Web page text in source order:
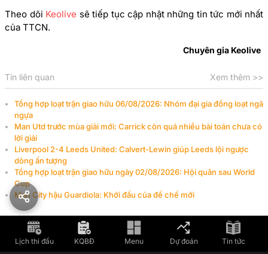
Theo dõi Keolive sẽ tiếp tục cập nhật những tin tức mới nhất
của TTCN.
Chuyên gia Keolive
Tin liên quan Xem thêm >>
Tổng hợp loạt trận giao hữu 06/08/2026: Nhóm đại gia đồng loạt ngã
ngựa
Man Utd trước mùa giải mới: Carrick còn quá nhiều bài toán chưa có
lời giải
Liverpool 2-4 Leeds United: Calvert-Lewin giúp Leeds lội ngược
dòng ấn tượng
Tổng hợp loạt trận giao hữu ngày 02/08/2026: Hội quân sau World
Cup
Man City hậu Guardiola: Khởi đầu của đế chế mới
Lịch thi đấu KQBĐ Menu Dự đoán Tin tức